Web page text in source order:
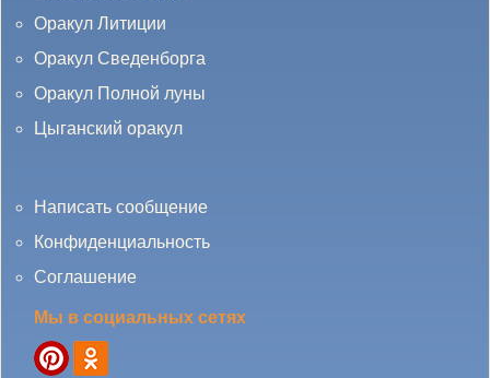
Оракул Литиции
Оракул Сведенборга
Оракул Полной луны
Цыганский оракул
Написать сообщение
Конфиденциальность
Соглашение
Мы в социальных сетях